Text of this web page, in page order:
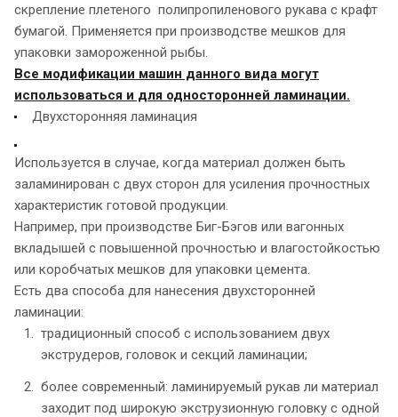
скрепление плетеного полипропиленового рукава с крафт
бумагой. Применяется при производстве мешков для
упаковки замороженной рыбы.
Все модификации машин данного вида могут
использоваться и для односторонней ламинации.
Двухсторонняя ламинация
Используется в случае, когда материал должен быть
заламинирован с двух сторон для усиления прочностных
характеристик готовой продукции.
Например, при производстве Биг-Бэгов или вагонных
вкладышей с повышенной прочностью и влагостойкостью
или коробчатых мешков для упаковки цемента.
Есть два способа для нанесения двухсторонней
ламинации:
традиционный способ с использованием двух
экструдеров, головок и секций ламинации;
более современный: ламинируемый рукав ли материал
заходит под широкую экструзионную головку с одной